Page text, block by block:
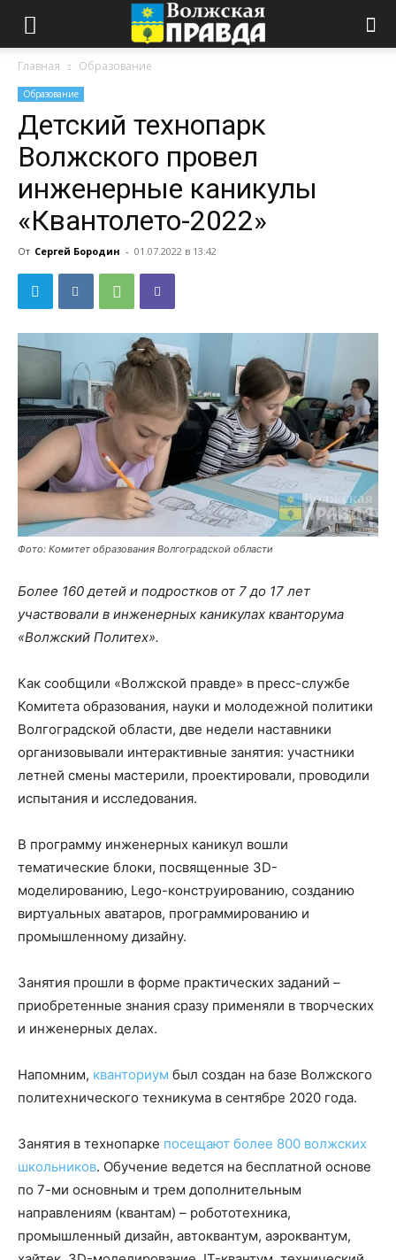
Главная Образование
Образование
Детский технопарк
Волжского провел
инженерные каникулы
«Квантолето-2022»
От Сергей Бородин - 01.07.2022 в 13:42
Фото: Комитет образования Волгоградской области
Более 160 детей и подростков от 7 до 17 лет
участвовали в инженерных каникулах кванторума
«Волжский Политех».
Как сообщили «Волжской правде» в пресс-службе
Комитета образования, науки и молодежной политики
Волгоградской области, две недели наставники
организовывали интерактивные занятия: участники
летней смены мастерили, проектировали, проводили
испытания и исследования.
В программу инженерных каникул вошли
тематические блоки, посвященные 3D-
моделированию, Lego-конструированию, созданию
виртуальных аватаров, программированию и
промышленному дизайну.
Занятия прошли в форме практических заданий –
приобретенные знания сразу применяли в творческих
и инженерных делах.
Напомним, кванториум был создан на базе Волжского
политехнического техникума в сентябре 2020 года.
Занятия в технопарке посещают более 800 волжских
школьников. Обучение ведется на бесплатной основе
по 7-ми основным и трем дополнительным
направлениям (квантам) – робототехника,
промышленный дизайн, автоквантум, аэроквантум,